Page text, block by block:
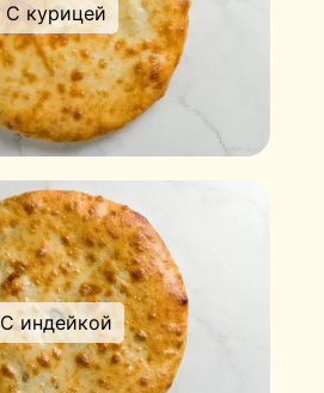
С курицей
С индейкой